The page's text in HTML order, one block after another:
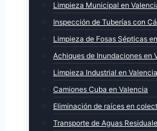
Limpieza Municipal en
Inspección de Tuberías con
Limpieza de Fosas Sépticas
Achiques de Inundaciones en
Limpieza Industrial en Valencia
Camiones Cuba en Valencia
Eliminación de raíces en
Transporte de Aguas